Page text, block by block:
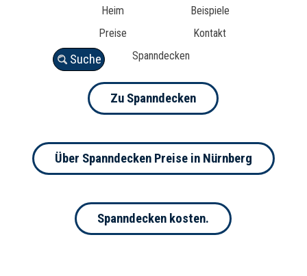
Heim
Beispiele
Preise
Kontakt
Spanndecken
Suche
Zu Spanndecken
Über Spanndecken Preise in Nürnberg
Spanndecken kosten.